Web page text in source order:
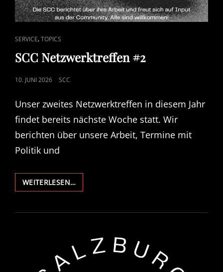
CAT
LINKS
SERVICE,TOPICS
SCC Netzwerktreffen #2
POSTED
10. JUNI 2026 SCC
Unser zweites Netzwerktreffen in diesem Jahr
findet bereits nächste Woche statt. Wir
berichten über unsere Arbeit, Termine mit
Politik und
WEITERLESEN…
NETZWERKTREFFEN